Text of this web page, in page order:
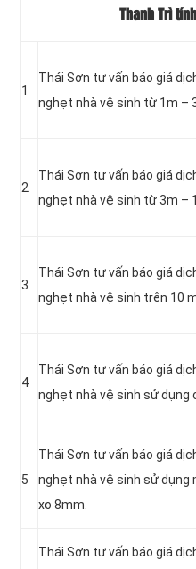
Thanh Trì
1
Thái Sơn tư vấn báo giá
nghẹt nhà vệ sinh từ 1m –
2
Thái Sơn tư vấn báo giá
nghẹt nhà vệ sinh từ 3m –
3
Thái Sơn tư vấn báo giá
nghẹt nhà vệ sinh trên 10
4
Thái Sơn tư vấn báo giá
nghẹt nhà vệ sinh sử dụng
5
Thái Sơn tư vấn báo giá
nghẹt nhà vệ sinh sử dụng
xo 8mm.
Thái Sơn tư vấn báo giá